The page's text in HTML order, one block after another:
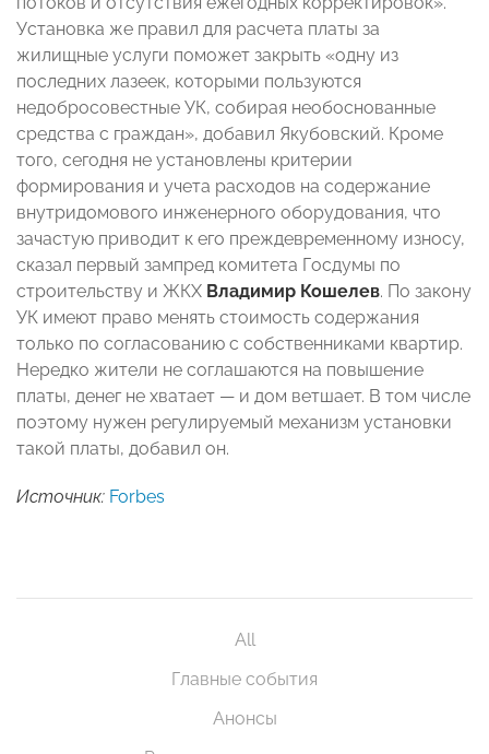
Установка же правил для расчета платы за
жилищные услуги поможет закрыть «одну из
последних лазеек, которыми пользуются
недобросовестные УК, собирая необоснованные
средства с граждан», добавил Якубовский. Кроме
того, сегодня не установлены критерии
формирования и учета расходов на содержание
внутридомового инженерного оборудования, что
зачастую приводит к его преждевременному износу,
сказал первый зампред комитета Госдумы по
строительству и ЖКХ Владимир Кошелев. По закону
УК имеют право менять стоимость содержания
только по согласованию с собственниками квартир.
Нередко жители не соглашаются на повышение
платы, денег не хватает — и дом ветшает. В том числе
поэтому нужен регулируемый механизм установки
такой платы, добавил он.
Источник: Forbes
All
Главные события
Анонсы